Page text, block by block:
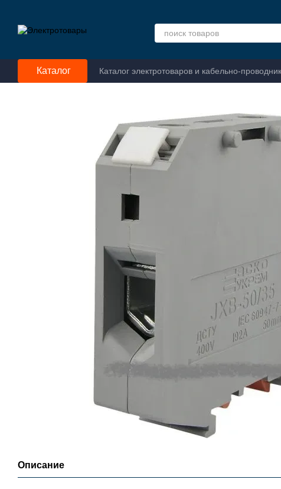
Каталог Каталог электротоваров и кабельно-
Описание